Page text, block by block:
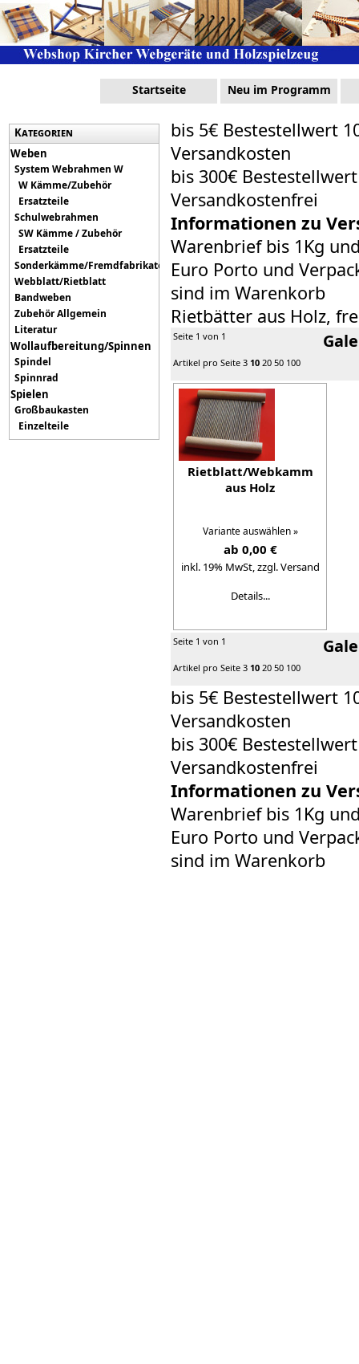
Startseite Neu im Programm
Kategorien
Weben
System Webrahmen W
W Kämme/Zubehör
Ersatzteile
Schulwebrahmen
SW Kämme / Zubehör
Ersatzteile
Sonderkämme/Fremdfabrikate
Webblatt/Rietblatt
Bandweben
Zubehör Allgemein
Literatur
Wollaufbereitung/Spinnen
Spindel
Spinnrad
Spielen
Großbaukasten
Einzelteile
bis 5€ Bestestellwert
Versandkosten
bis 300€
Versandkostenfrei
Informationen zu
Warenbrief bis 1Kg
Euro Porto und
sind im Warenkorb
Rietbätter aus Holz,
Seite 1 von 1
Artikel pro Seite 3 10 20 50 100
Rietblatt/Webkamm
aus Holz
Variante auswählen »
ab 0,00 €
inkl. 19% MwSt,zzgl. Versand
Details...
Seite 1 von 1
Artikel pro Seite 3 10 20 50 100
bis 5€ Bestestellwert
Versandkosten
bis 300€
Versandkostenfrei
Informationen zu
Warenbrief bis 1Kg
Euro Porto und
sind im Warenkorb